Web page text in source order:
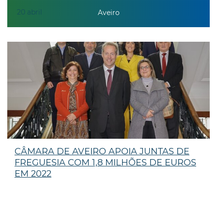
20 abril Aveiro
CÂMARA DE AVEIRO APOIA JUNTAS DE
FREGUESIA COM 1,8 MILHÕES DE EUROS
EM 2022